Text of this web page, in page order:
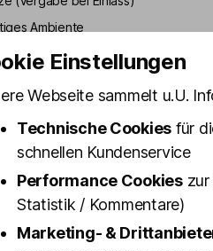
Ambiente
see“ auf St. Pauli: Mit
die goldenen Kiez-Zeiten
und Augenzwinkern. Auf
Szene (Stella
Champanskaya uvm.).
Star Nr. 1, war schon im
Promis wie Udo
Einstellungen
Webseite sammelt u.U.
Technische Cookies für
schnellen Kundenservice
Performance Cookieszur
Statistik / Kommentare)
Marketing- &